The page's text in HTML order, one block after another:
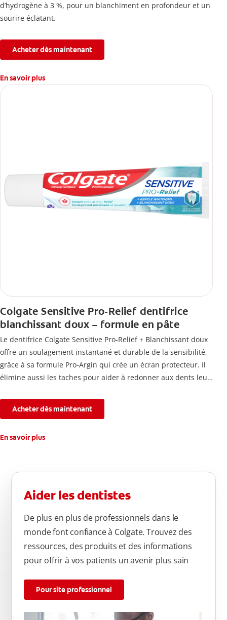
d’hydrogène à 3 %, pour un blanchiment en profondeur et un
sourire éclatant.
Acheter dès maintenant
En savoir plus
Colgate Sensitive Pro-Relief dentifrice
blanchissant doux – formule en pâte
Le dentifrice Colgate Sensitive Pro-Relief + Blanchissant doux
offre un soulagement instantané et durable de la sensibilité,
grâce à sa formule Pro-Argin qui crée un écran protecteur. Il
élimine aussi les taches pour aider à redonner aux dents leur
connaissez.
Acheter dès maintenant
En savoir plus
Aider les dentistes
De plus en plus de professionnels dans le
monde font confiance à Colgate. Trouvez des
ressources, des produits et des informations
pour offrir à vos patients un avenir plus sain
Pour site professionnel